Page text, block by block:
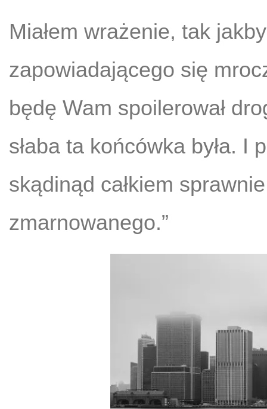
Miałem wrażenie, tak
zapowiadającego się
będę Wam spoilerował
słaba ta końcówka była. I
skądinąd całkiem
zmarnowanego.”